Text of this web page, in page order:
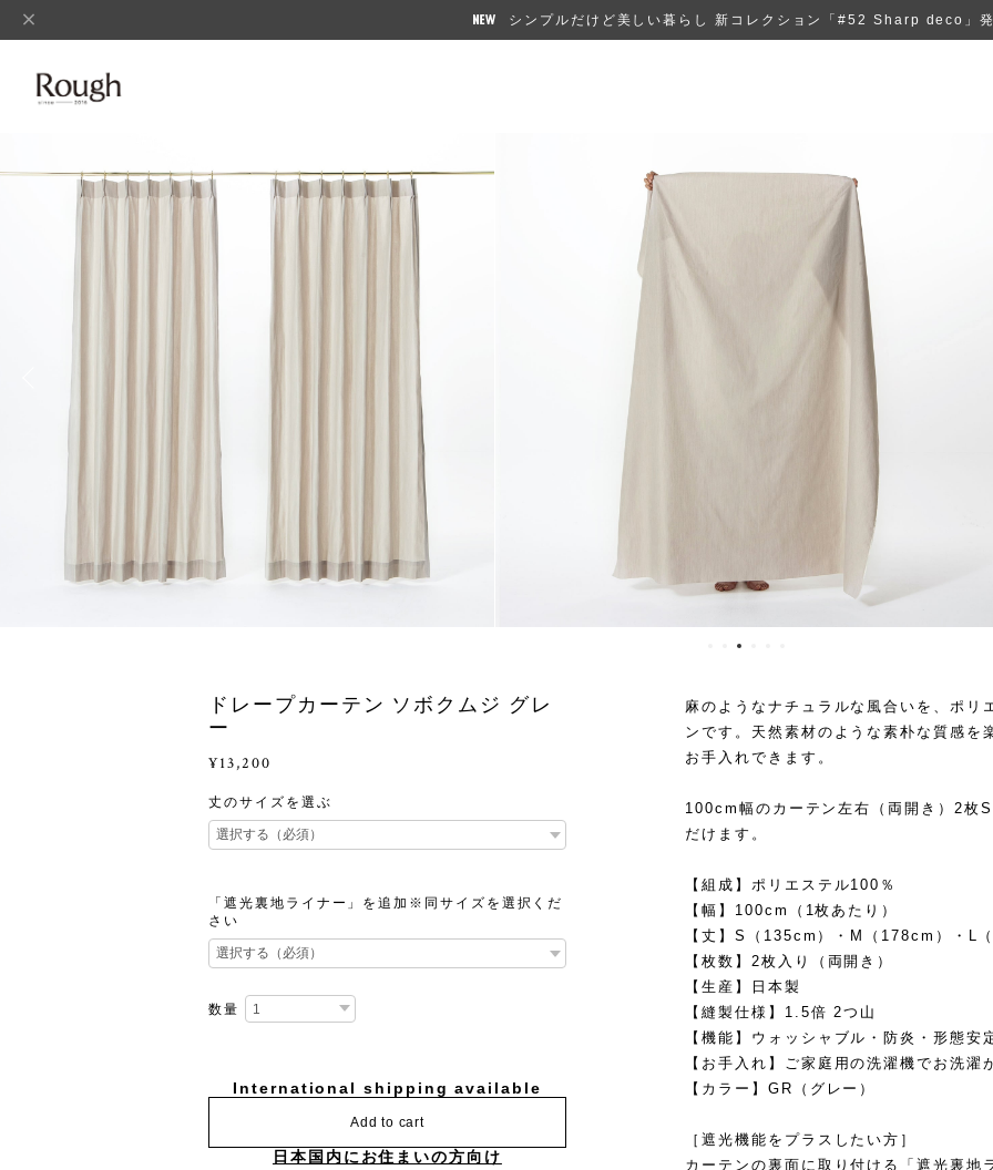
シンプルだけど美しい暮らし 新コレクション「#52 Sharp deco」
ドレープカーテン ソボクムジ グレ
ー
¥13,200
丈のサイズを選ぶ
「遮光裏地ライナー」を追加※同サイズを選択くだ
さい
数量
International shipping available
Add to cart
日本国内にお住まいの方向け
麻のようなナチュラルな風合いを、ポリ
ンです。天然素材のような素朴な質感を
お手入れできます。
100cm幅のカーテン左右（両開き）2枚
だけます。
【組成】ポリエステル100％
【幅】100cm（1枚あたり）
【丈】S（135cm）・M（178cm）・L
【枚数】2枚入り（両開き）
【生産】日本製
【縫製仕様】1.5倍 2つ山
【機能】ウォッシャブル・防炎・形態安
【お手入れ】ご家庭用の洗濯機でお洗濯
【カラー】GR（グレー）
［遮光機能をプラスしたい方］
カーテンの裏面に取り付ける「遮光裏地